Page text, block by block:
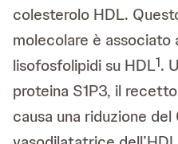
colesterolo HDL.
molecolare è associato
lisofosfolipidi su HDL1.
proteina S1P3, il
causa una riduzione